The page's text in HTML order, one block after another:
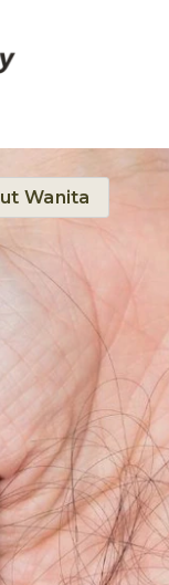
Wanita